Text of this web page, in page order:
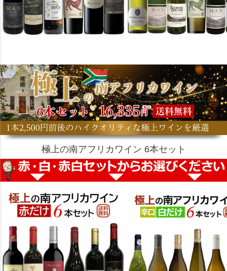
極上の南アフリカワイン 6本セット